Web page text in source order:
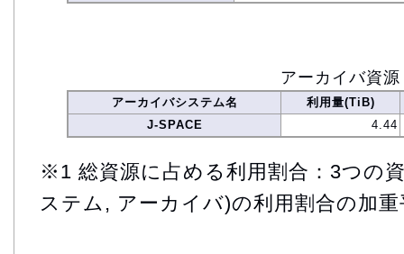
アーカイバ資源
アーカイバシステム名
利用量(TiB)
J-SPACE
4.44
※1 総資源に占める利用割合：3つの
ステム, アーカイバ)の利用割合の加重